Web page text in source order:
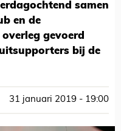
samen
en de
gevoerd
bij de
31 januari 2019 - 19:00